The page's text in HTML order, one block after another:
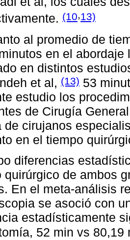
(10,13)
al promedio de
en el
en distintos
et al, (13) 53
estudio los
de Cirugía
de cirujanos
en el tiempo
diferencias
quirúrgico de ambos
En el meta-análisis
se asoció con
estadísticamente
52 min vs